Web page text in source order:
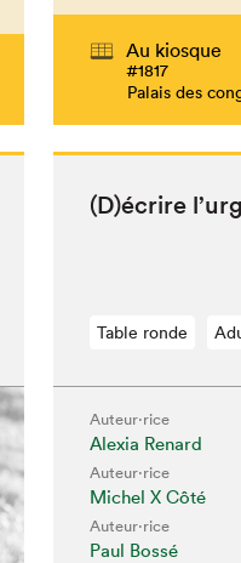
Au kiosque
#1817
Palais des
(D)écrire
Table ronde
Auteur·rice
Alexia Renard
Auteur·rice
Michel X Côté
Auteur·rice
Paul Bossé